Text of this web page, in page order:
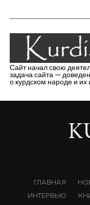
Сайт начал свою
задача сайта —
о курдском народе и их
ГЛАВНАЯ
ИНТЕРВЬЮ